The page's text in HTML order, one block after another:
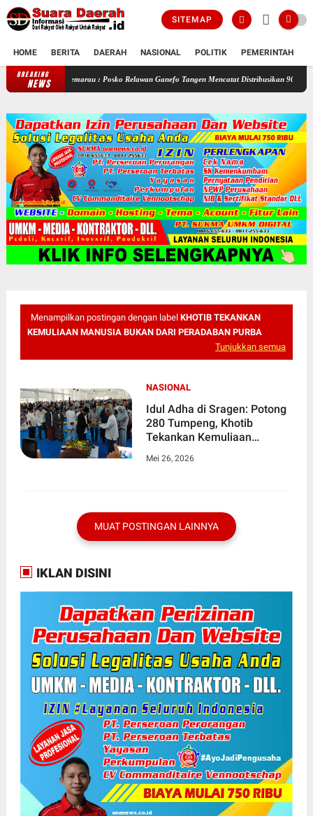
SITEMAP
HOME BERITA DAERAH NASIONAL POLITIK PEMERINTAH
BREAKING
NEWS
Selama Kemarau : Posko Relawan Ganefo Tangen Mencatat Distribusikan 90 Tangki Air
Menampilkan postingan dengan label KHOTIB TEKANKAN
KEMULIAAN MANUSIA BUKAN DARI PERADABAN PURBA
Tunjukkan semua
NASIONAL
Idul Adha di Sragen: Potong
280 Tumpeng, Khotib
Tekankan Kemuliaan
Peradaban Purba
Mei 26, 2026
MUAT POSTINGAN LAINNYA
IKLAN DISINI